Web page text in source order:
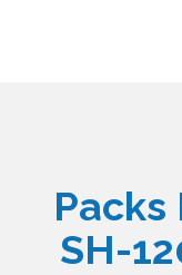
Packs
SH-